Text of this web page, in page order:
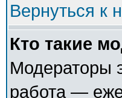
Вернуться к
Кто такие
Модераторы
работа —